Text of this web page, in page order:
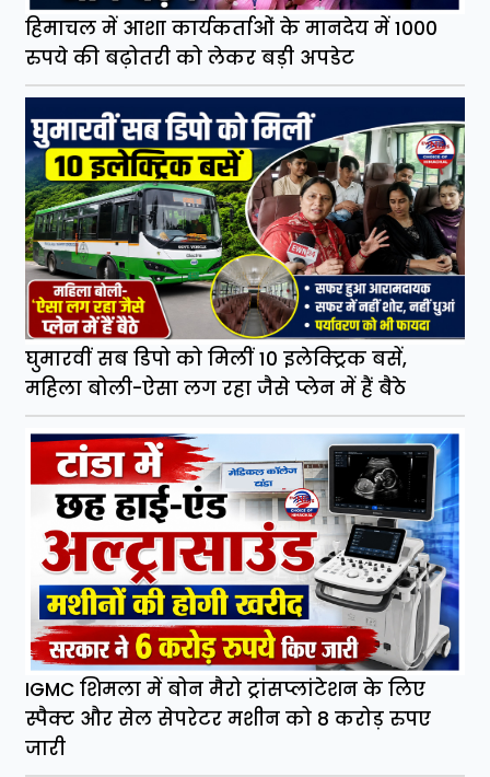
हिमाचल में आशा कार्यकर्ताओं के मानदेय में 1000
रुपये की बढ़ोतरी को लेकर बड़ी अपडेट
घुमारवीं सब डिपो को मिलीं 10 इलेक्ट्रिक बसें,
महिला बोली-ऐसा लग रहा जैसे प्लेन में हैं बैठे
IGMC शिमला में बोन मैरो ट्रांसप्लांटेशन के लिए
स्पैक्ट और सेल सेपरेटर मशीन को 8 करोड़ रुपए
जारी